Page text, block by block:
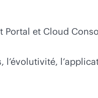
Portal et Cloud